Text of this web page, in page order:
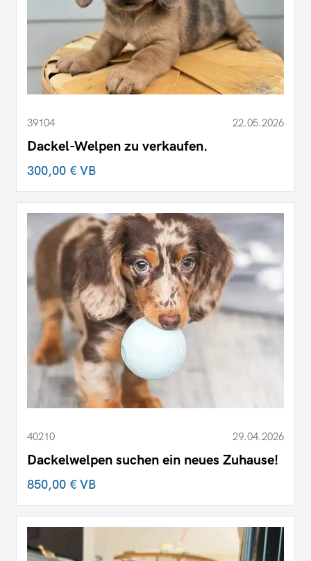
39104 22.05.2026
Dackel-Welpen zu verkaufen.
300,00 €VB
40210 29.04.2026
Dackelwelpen suchen ein neues Zuhause!
850,00 €VB